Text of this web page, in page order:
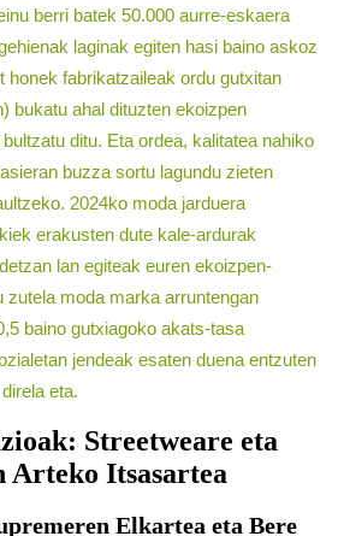
berri batek 50.000 aurre-eskaera
laginak egiten hasi baino askoz
honek fabrikatzaileak ordu gutxitan
bukatu ahal dituzten ekoizpen
ditu. Eta ordea, kalitatea nahiko
buzza sortu lagundu zieten
2024ko moda jarduera
erakusten dute kale-ardurak
lan egiteak euren ekoizpen-
zutela moda marka arruntengan
baino gutxiagoko akats-tasa
jendeak esaten duena entzuten
eta.
Streetweare eta
Arteko Itsasartea
Elkartea eta Bere